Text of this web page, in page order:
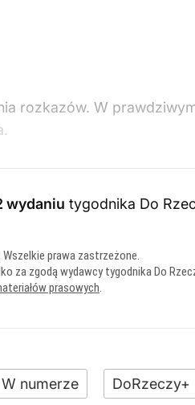
rozkazów. W
wydaniu tygodnika Do
prawa zastrzeżone.
za zgodą wydawcy tygodnika Do
prasowych.
W numerze DoRzeczy+